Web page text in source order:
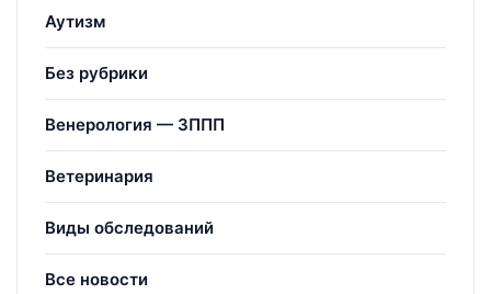
Аутизм
Без рубрики
Венерология — ЗППП
Ветеринария
Виды обследований
Все новости